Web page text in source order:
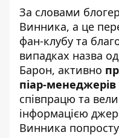
За словами
Винника, а це
фан-клубу та
випадках назва
Барон, активно
піар-менеджерів
співпрацю та
інформацією
Винника